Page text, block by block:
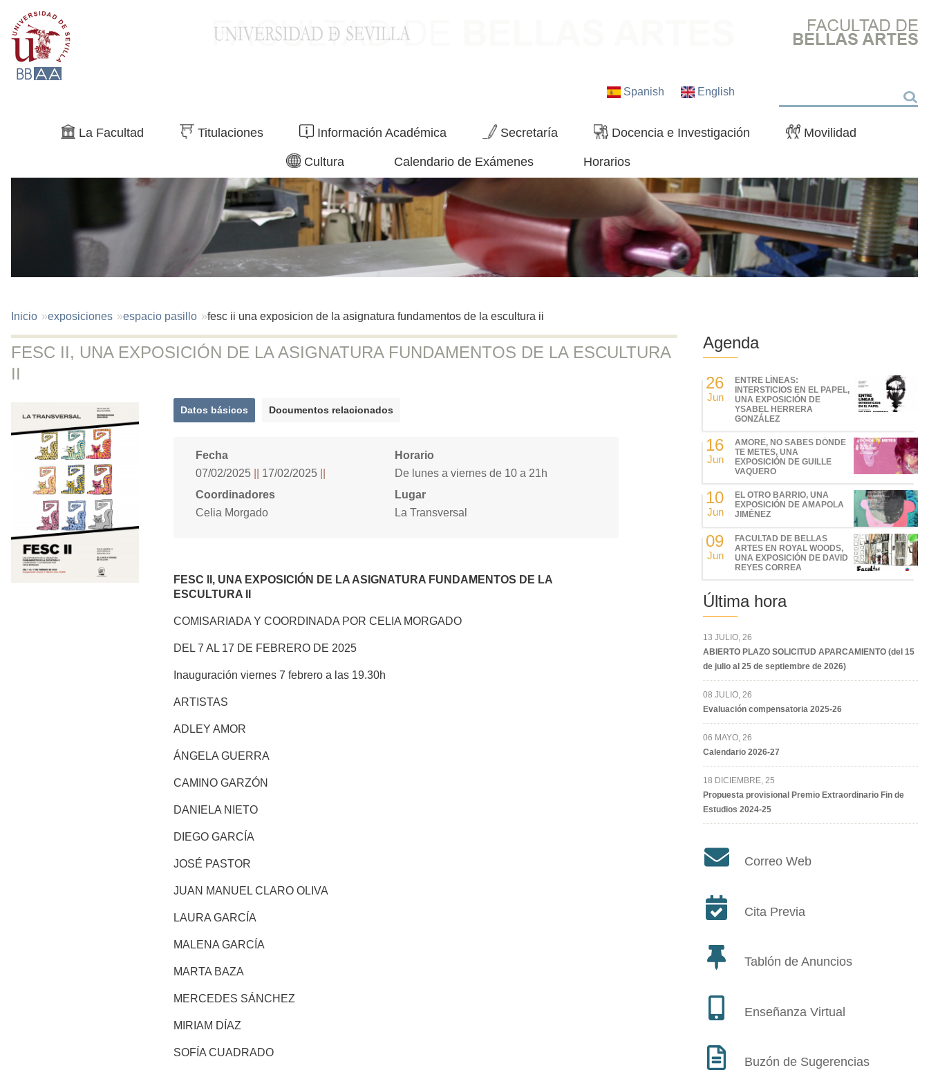
Spanish English
Buscar La Facultad Titulaciones Información Académica Secretaría Docencia e Investigación
Movilidad
Cultura
Calendario de Exámenes Horarios
You
here:
Inicio exposiciones espacio pasillo fesc ii una exposicion de la asignatura fundamentos de la escultura ii
FESC II, UNA EXPOSICIÓN DE LA ASIGNATURA FUNDAMENTOS DE LA ESCULTURA
II
Datos básicos
(solapa
Documentos relacionados
Fecha
07/02/2025
17/02/2025
Horario
De lunes a viernes de 10 a 21h
Coordinadores
Celia Morgado
Lugar
La Transversal
FESC II, UNA EXPOSICIÓN DE LA ASIGNATURA FUNDAMENTOS DE LA
ESCULTURA II
COMISARIADA Y COORDINADA POR CELIA MORGADO
DEL 7 AL 17 DE FEBRERO DE 2025
Inauguración viernes 7 febrero a las 19.30h
ARTISTAS
ADLEY AMOR
ÁNGELA GUERRA
CAMINO GARZÓN
DANIELA NIETO
DIEGO GARCÍA
JOSÉ PASTOR
JUAN MANUEL CLARO OLIVA
LAURA GARCÍA
MALENA GARCÍA
MARTA BAZA
MERCEDES SÁNCHEZ
MIRIAM DÍAZ
SOFÍA CUADRADO
Agenda
26
Jun
ENTRE LÍNEAS:
INTERSTICIOS EN EL PAPEL,
UNA EXPOSICIÓN DE
YSABEL HERRERA
GONZÁLEZ
16
Jun
AMORE, NO SABES DÓNDE
TE METES, UNA
EXPOSICIÓN DE GUILLE
VAQUERO
10
Jun
EL OTRO BARRIO, UNA
EXPOSICIÓN DE AMAPOLA
JIMÉNEZ
09
Jun
FACULTAD DE BELLAS
ARTES EN ROYAL WOODS,
UNA EXPOSICIÓN DE DAVID
REYES CORREA
Última hora
13 JULIO, 26
ABIERTO PLAZO SOLICITUD APARCAMIENTO (del 15
de julio al 25 de septiembre de 2026)
08 JULIO, 26
Evaluación compensatoria 2025-26
06 MAYO, 26
Calendario 2026-27
18 DICIEMBRE, 25
Propuesta provisional Premio Extraordinario Fin de
Estudios 2024-25
Correo Web
Cita Previa
Tablón de Anuncios
Enseñanza Virtual
Buzón de Sugerencias